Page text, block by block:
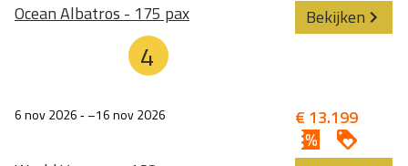
Ocean Albatros - 175 pax
4
Bekijken
6 nov 2026‐ 16 nov 2026 € 13.199